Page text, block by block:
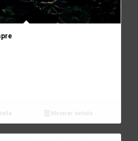
Mostrar detalls